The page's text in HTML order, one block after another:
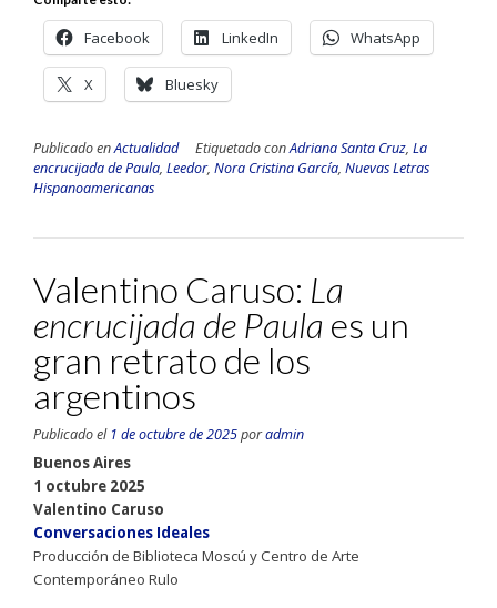
Facebook LinkedIn WhatsApp
X Bluesky
Publicado enActualidad Etiquetado conAdriana Santa Cruz, La
encrucijada de Paula, Leedor, Nora Cristina García, Nuevas Letras
Hispanoamericanas
Valentino Caruso: La
encrucijada de Paula es un
gran retrato de los
argentinos
Publicado el 1 de octubre de 2025poradmin
Buenos Aires
1 octubre 2025
Valentino Caruso
Conversaciones Ideales
Producción de Biblioteca Moscú y Centro de Arte
Contemporáneo Rulo